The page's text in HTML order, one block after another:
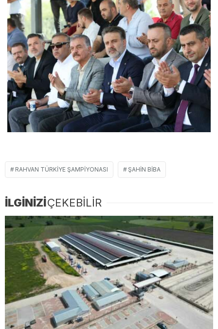
RAHVAN TÜRKIYE ŞAMPIYONASI ŞAHIN BIBA
İLGİNİZİÇEKEBİLİR